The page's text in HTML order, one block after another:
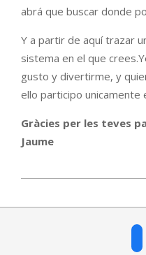
abrá que buscar donde
Y a partir de aquí trazar
sistema en el que
gusto y divertirme, y
ello participo unicamente
Gràcies per les teves
Jaume
06-